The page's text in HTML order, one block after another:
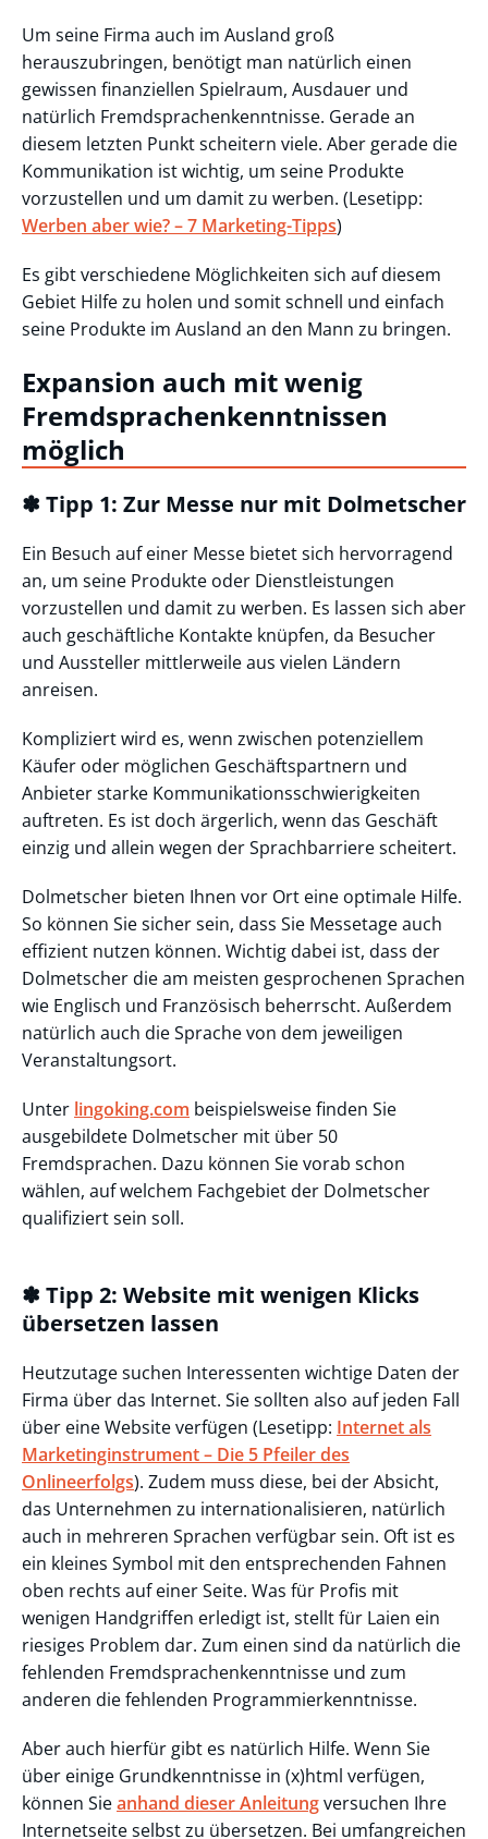
Um seine Firma auch im Ausland groß
herauszubringen, benötigt man natürlich einen
gewissen finanziellen Spielraum, Ausdauer und
natürlich Fremdsprachenkenntnisse. Gerade an
diesem letzten Punkt scheitern viele. Aber gerade die
Kommunikation ist wichtig, um seine Produkte
vorzustellen und um damit zu werben. (Lesetipp:
Werben aber wie? – 7 Marketing-Tipps)
Es gibt verschiedene Möglichkeiten sich auf diesem
Gebiet Hilfe zu holen und somit schnell und einfach
seine Produkte im Ausland an den Mann zu bringen.
Expansion auch mit wenig
Fremdsprachenkenntnissen
möglich
✽ Tipp 1: Zur Messe nur mit Dolmetscher
Ein Besuch auf einer Messe bietet sich hervorragend
an, um seine Produkte oder Dienstleistungen
vorzustellen und damit zu werben. Es lassen sich aber
auch geschäftliche Kontakte knüpfen, da Besucher
und Aussteller mittlerweile aus vielen Ländern
anreisen.
Kompliziert wird es, wenn zwischen potenziellem
Käufer oder möglichen Geschäftspartnern und
Anbieter starke Kommunikationsschwierigkeiten
auftreten. Es ist doch ärgerlich, wenn das Geschäft
einzig und allein wegen der Sprachbarriere scheitert.
Dolmetscher bieten Ihnen vor Ort eine optimale Hilfe.
So können Sie sicher sein, dass Sie Messetage auch
effizient nutzen können. Wichtig dabei ist, dass der
Dolmetscher die am meisten gesprochenen Sprachen
wie Englisch und Französisch beherrscht. Außerdem
natürlich auch die Sprache von dem jeweiligen
Veranstaltungsort.
Unter lingoking.com beispielsweise finden Sie
ausgebildete Dolmetscher mit über 50
Fremdsprachen. Dazu können Sie vorab schon
wählen, auf welchem Fachgebiet der Dolmetscher
qualifiziert sein soll.
✽ Tipp 2: Website mit wenigen Klicks
übersetzen lassen
Heutzutage suchen Interessenten wichtige Daten der
Firma über das Internet. Sie sollten also auf jeden Fall
über eine Website verfügen (Lesetipp: Internet als
Marketinginstrument – Die 5 Pfeiler des
Onlineerfolgs). Zudem muss diese, bei der Absicht,
das Unternehmen zu internationalisieren, natürlich
auch in mehreren Sprachen verfügbar sein. Oft ist es
ein kleines Symbol mit den entsprechenden Fahnen
oben rechts auf einer Seite. Was für Profis mit
wenigen Handgriffen erledigt ist, stellt für Laien ein
riesiges Problem dar. Zum einen sind da natürlich die
fehlenden Fremdsprachenkenntnisse und zum
anderen die fehlenden Programmierkenntnisse.
Aber auch hierfür gibt es natürlich Hilfe. Wenn Sie
über einige Grundkenntnisse in (x)html verfügen,
können Sieanhand dieser Anleitungversuchen Ihre
Internetseite selbst zu übersetzen. Bei umfangreichen